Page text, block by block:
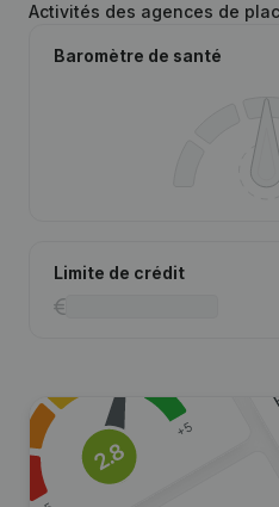
Activités des agences de
Baromètre de santé
Limite de crédit